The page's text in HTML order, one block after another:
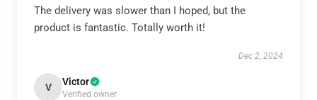
The delivery was slower than I hoped, but the
product is fantastic. Totally worth it!
Dec 2, 2024
V Victor
Verified owner